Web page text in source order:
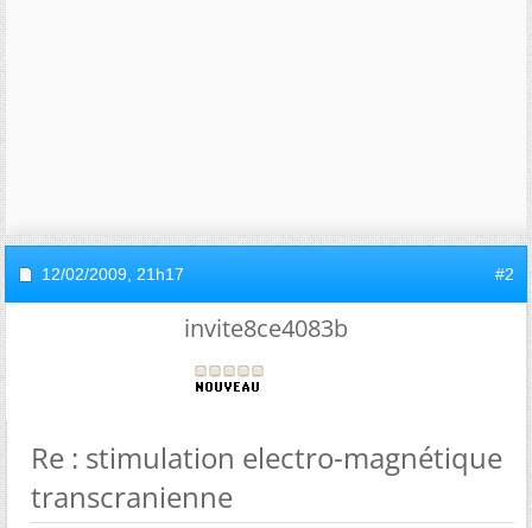
12/02/2009, 21h17 #2
invite8ce4083b
Re : stimulation electro-magnétique
transcranienne